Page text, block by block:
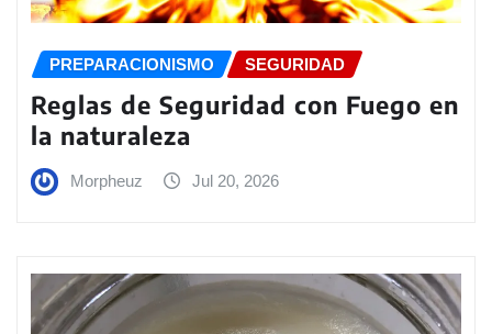
PREPARACIONISMO SEGURIDAD
Reglas de Seguridad con Fuego en
la naturaleza
Morpheuz Jul 20, 2026